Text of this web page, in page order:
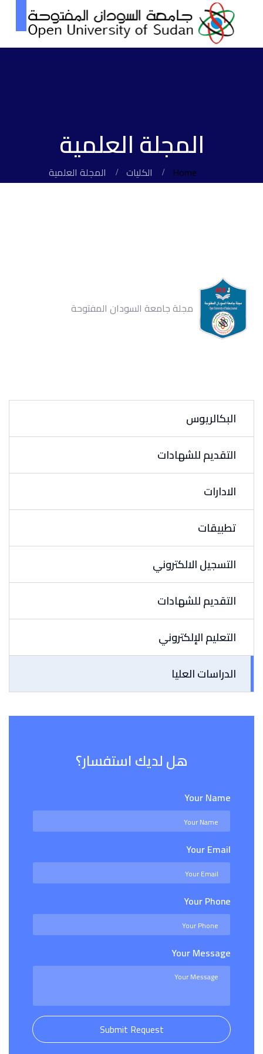
المجلة العلمية
Home الكليات المجلة العلمية
مجلة جامعة السودان المفتوحة
البكالريوس
التقديم للشهادات
الادارات
تطبيقات
التسجيل الالكتروني
التقديم للشهادات
التعليم الإلكتروني
الدراسات العليا
هل لديك استفسار؟
Your Name
Your Email
Your Phone
Your Message
Submit Request